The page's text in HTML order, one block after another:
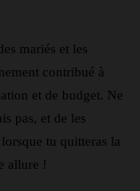
mariés et les
contribué à
et de budget. Ne
pas, et de les
tu quitteras la
allure !